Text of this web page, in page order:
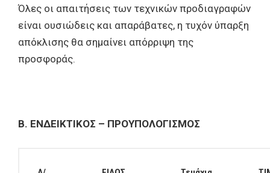
Όλες οι απαιτήσεις των τεχνικών προδιαγραφών
είναι ουσιώδεις και απαράβατες, η τυχόν ύπαρξη
απόκλισης θα σημαίνει απόρριψη της
προσφοράς.
Β. ΕΝΔΕΙΚΤΙΚΟΣ – ΠΡΟΥΠΟΛΟΓΙΣΜΟΣ